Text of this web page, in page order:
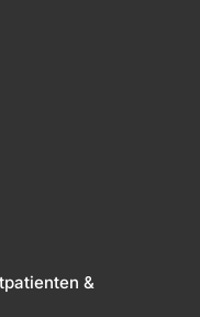
&